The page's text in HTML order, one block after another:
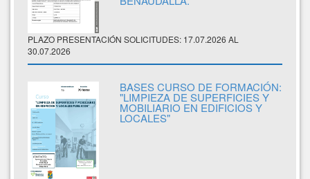
PLAZO PRESENTACIÓN SOLICITUDES: 17.07.2026 AL
30.07.2026
BASES CURSO DE FORMACIÓN:
"LIMPIEZA DE SUPERFICIES Y
MOBILIARIO EN EDIFICIOS Y
LOCALES"